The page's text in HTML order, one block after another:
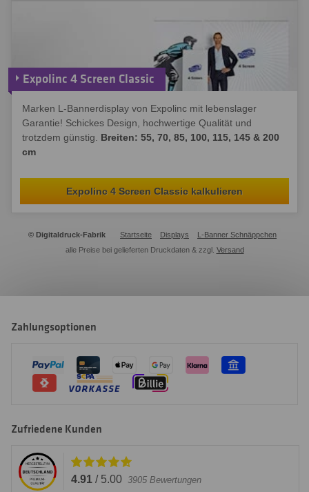
Expolinc 4 Screen Classic
Marken L-Bannerdisplay von Expolinc mit lebenslager
Garantie! Schickes Design, hochwertige Qualität und
trotzdem günstig. Breiten: 55, 70, 85, 100, 115, 145 & 200
cm
Expolinc 4 Screen Classic kalkulieren
© Digitaldruck-Fabrik Startseite Displays
L-Banner Schnäppchen
alle Preise bei gelieferten Druckdaten & zzgl. Versand
Zahlungsoptionen
Zufriedene Kunden
4.91 / 5.00 3905 Bewertungen